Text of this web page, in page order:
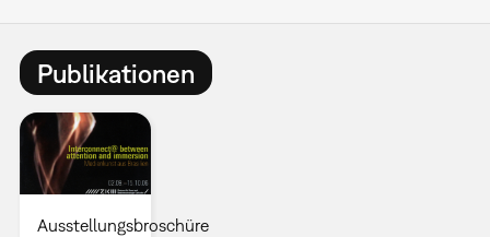
Publikationen
Ausstellungsbroschüre